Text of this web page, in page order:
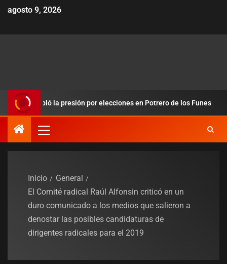
agosto 9, 2026
la presión por elecciones en Potrero de los Funes
Inicio
General
El Comité radical Raúl Alfonsin criticó en un
duro comunicado a los medios que salieron a
denostar las posibles candidaturas de
dirigentes radicales para el 2019